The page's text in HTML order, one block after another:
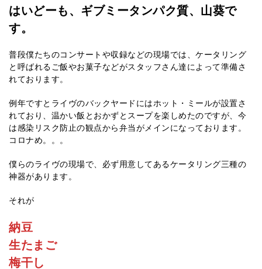
はいどーも、ギブミータンパク質、山葵で
す。
普段僕たちのコンサートや収録などの現場では、ケータリング
と呼ばれるご飯やお菓子などがスタッフさん達によって準備さ
れております。
例年ですとライヴのバックヤードにはホット・ミールが設置さ
れており、温かい飯とおかずとスープを楽しめたのですが、今
は感染リスク防止の観点から弁当がメインになっております。
コロナめ。。。
僕らのライヴの現場で、必ず用意してあるケータリング三種の
神器があります。
それが
納豆
生たまご
梅干し